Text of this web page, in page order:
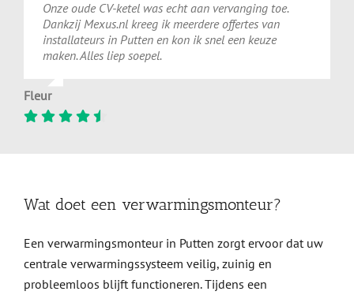
Onze oude CV-ketel was echt aan vervanging toe.
Dankzij Mexus.nl kreeg ik meerdere offertes van
installateurs in Putten en kon ik snel een keuze
maken. Alles liep soepel.
Fleur
Wat doet een verwarmingsmonteur?
Een verwarmingsmonteur in Putten zorgt ervoor dat uw
centrale verwarmingssysteem veilig, zuinig en
probleemloos blijft functioneren. Tijdens een